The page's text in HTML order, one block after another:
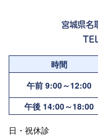
宮城県名
TEL
時間
午前 9:00～12:00
午後 14:00～18:00
日・祝休診